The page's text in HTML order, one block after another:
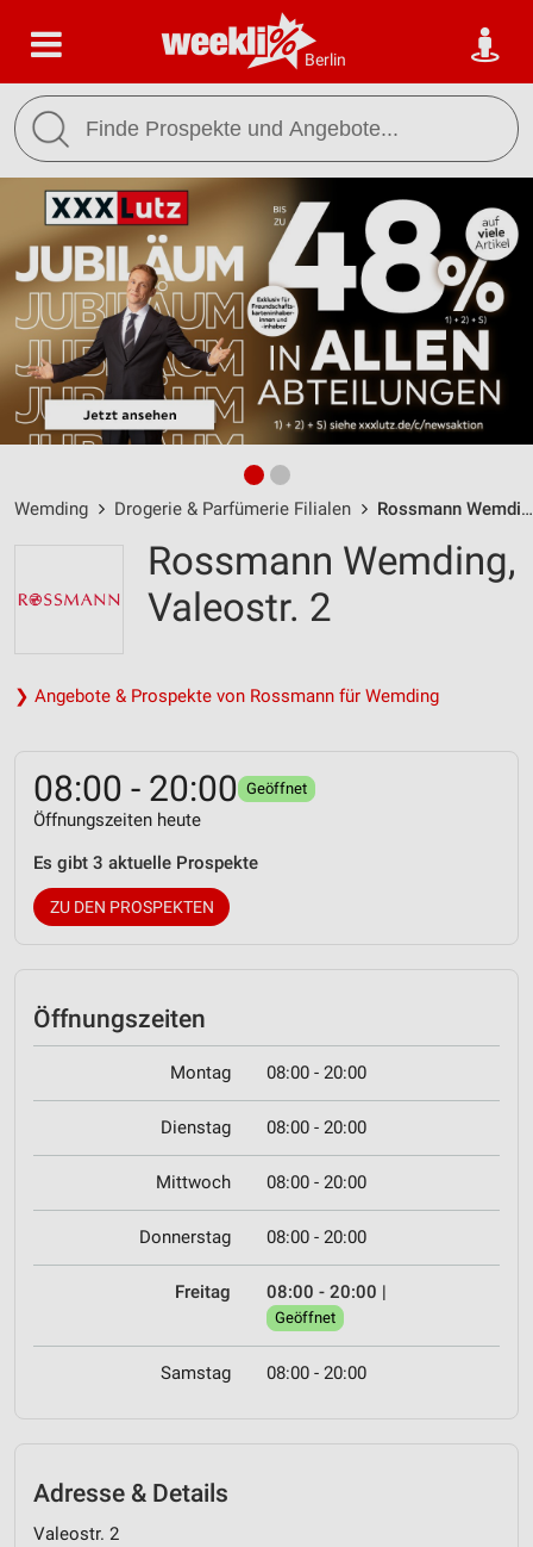
Berlin
Wemding Drogerie & Parfümerie Filialen Rossmann Wemding / Valeostr. 2 - Öffnungszeiten & Adresse
Rossmann Wemding,
Valeostr. 2
❯ Angebote & Prospekte von Rossmann für Wemding
08:00 - 20:00 Geöffnet
Öffnungszeiten heute
Es gibt 3 aktuelle Prospekte
ZU DEN PROSPEKTEN
Öffnungszeiten
Montag 08:00 - 20:00
Dienstag 08:00 - 20:00
Mittwoch 08:00 - 20:00
Donnerstag 08:00 - 20:00
Freitag 08:00 - 20:00 |
Geöffnet
Samstag 08:00 - 20:00
Adresse & Details
Valeostr. 2